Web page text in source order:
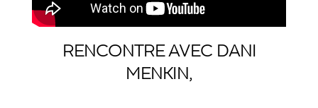
RENCONTRE AVEC DANI
MENKIN,